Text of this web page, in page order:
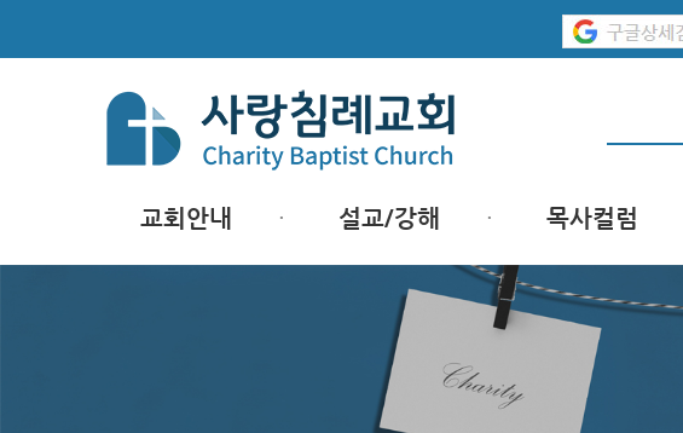
교회안내 설교/강해 목사컬럼